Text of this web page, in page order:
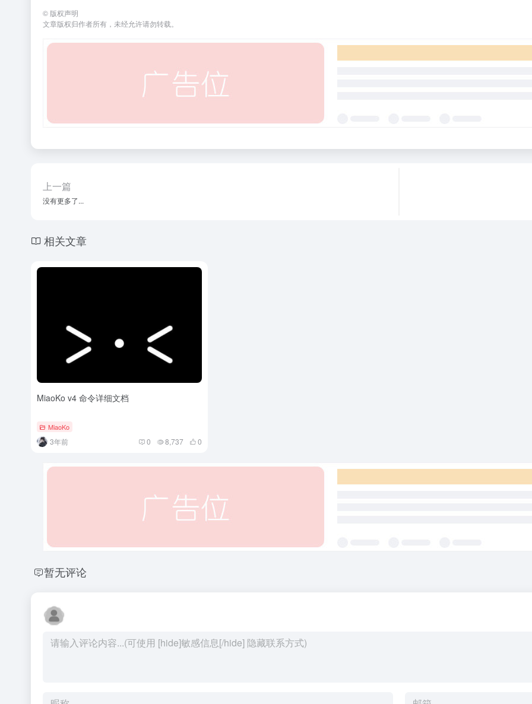
© 版权声明
文章版权归作者所有，未经允许请勿转载。
上一篇
没有更多了...
相关文章
MiaoKo v4 命令详细文档
MiaoKo
3年前 0 8,737 0
暂无评论